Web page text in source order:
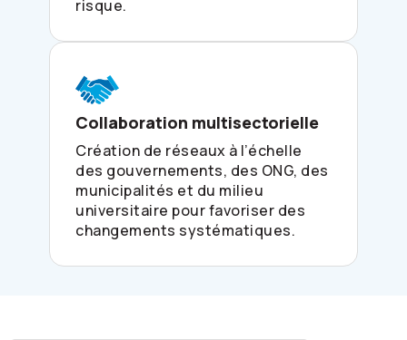
risque.
Collaboration multisectorielle
Création de réseaux à l’échelle
des gouvernements, des ONG, des
municipalités et du milieu
universitaire pour favoriser des
changements systématiques.